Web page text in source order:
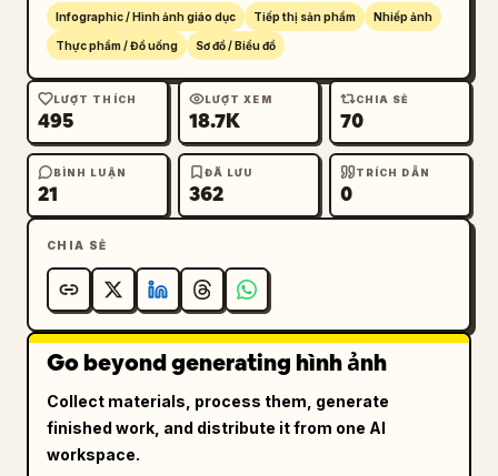
Infographic / Hình ảnh giáo dục Tiếp thị sản phẩm Nhiếp ảnh
Thực phẩm / Đồ uống Sơ đồ / Biểu đồ
LƯỢT THÍCH
495
LƯỢT XEM
18.7K
CHIA SẺ
70
BÌNH LUẬN
21
ĐÃ LƯU
362
TRÍCH DẪN
0
CHIA SẺ
Go beyond generating hình ảnh
Collect materials, process them, generate
finished work, and distribute it from one AI
workspace.